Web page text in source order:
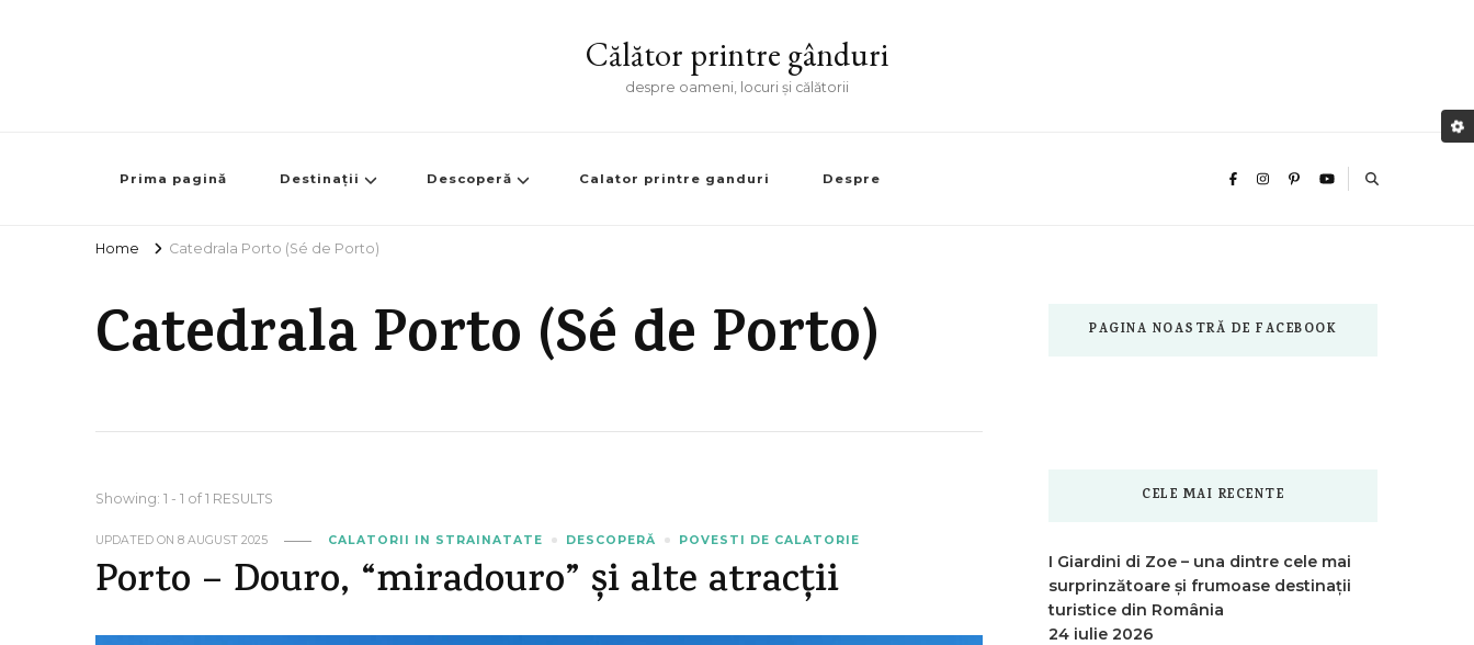
Călător printre gânduri
despre oameni, locuri și călătorii
Prima pagină Destinații Descoperă Calator printre ganduri Despre
Home Catedrala Porto (Sé de Porto)
Catedrala Porto (Sé de Porto)
Showing: 1 - 1 of 1 RESULTS
UPDATED ON 8 AUGUST 2025 CALATORII IN STRAINATATE DESCOPERĂ POVESTI DE CALATORIE
Porto – Douro, “miradouro” și alte atracții
PAGINA NOASTRĂ DE FACEBOOK
CELE MAI RECENTE
I Giardini di Zoe – una dintre cele mai
surprinzătoare și frumoase destinații
turistice din România
24 iulie 2026